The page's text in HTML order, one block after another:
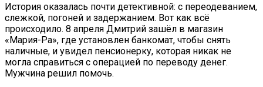
История оказалась почти детективной: с переодеванием,
слежкой, погоней и задержанием. Вот как всё
происходило. 8 апреля Дмитрий зашёл в магазин
«Мария-Ра», где установлен банкомат, чтобы снять
наличные, и увидел пенсионерку, которая никак не
могла справиться с операцией по переводу денег.
Мужчина решил помочь.